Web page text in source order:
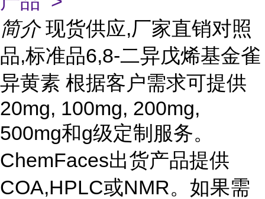
简介 现货供应,厂家直销对照
品,标准品6,8-二异戊烯基金雀
异黄素 根据客户需求可提供
20mg, 100mg, 200mg,
500mg和g级定制服务。
ChemFaces出货产品提供
COA,HPLC或NMR。如果需